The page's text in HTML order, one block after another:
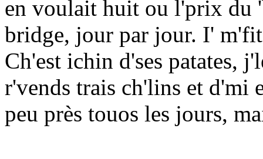
en voulait huit ou l'prix du
bridge, jour par jour. I'
Ch'est ichin d'ses patates,
r'vends trais ch'lins et d'mi
peu près touos les jours,